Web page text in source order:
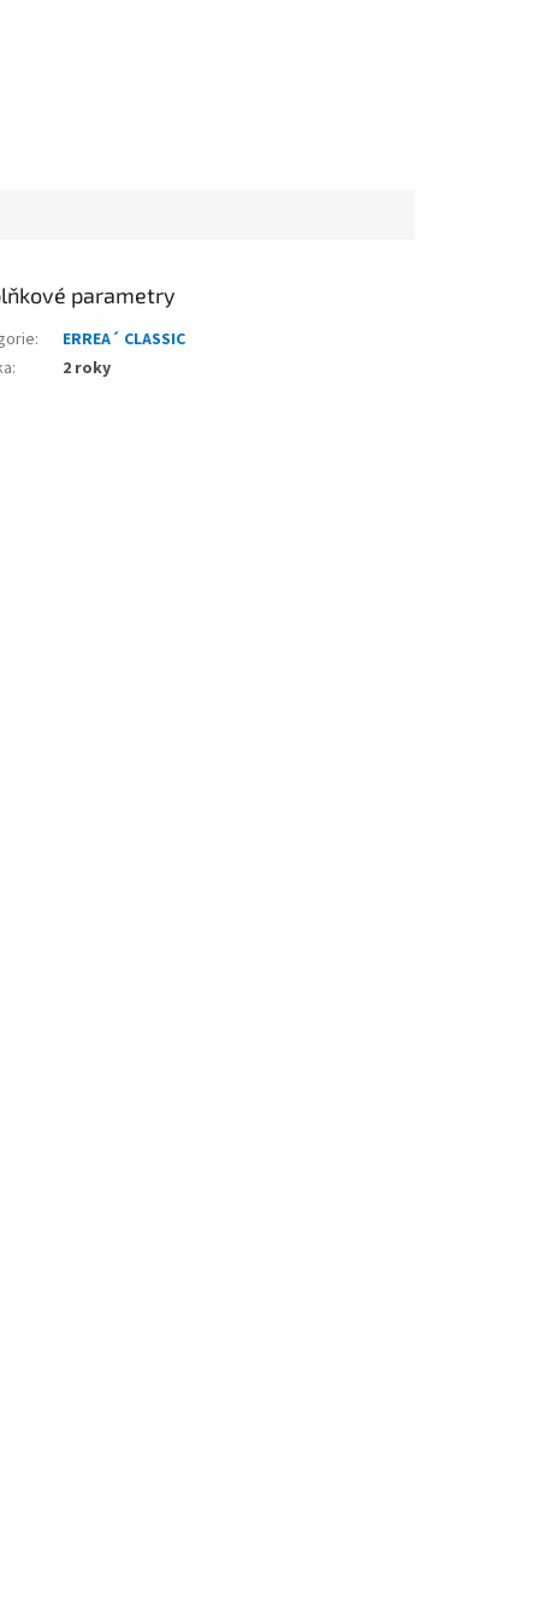
parametry
:
ERREA´ CLASSIC
: 2 roky